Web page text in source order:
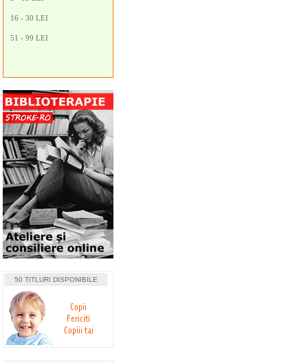
16 - 30 LEI
51 - 99 LEI
50 TITLURI DISPONIBILE